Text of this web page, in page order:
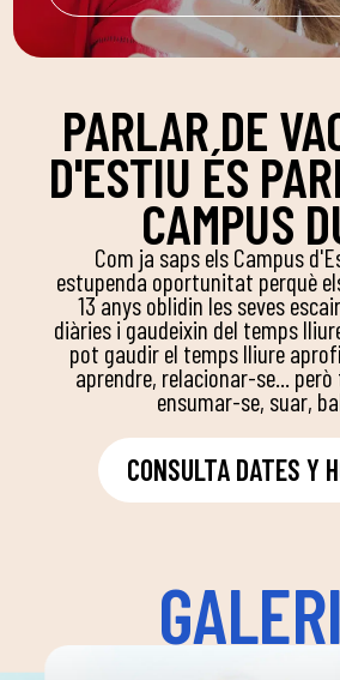
PARLAR DE
D'ESTIU ÉS
CAMPUS
Com ja saps els Campus
estupenda oportunitat perquè
13 anys oblidin les seves
diàries i gaudeixin del temps
pot gaudir el temps lliure
aprendre, relacionar-se...
ensumar-se, suar,
CONSULTA DATES Y